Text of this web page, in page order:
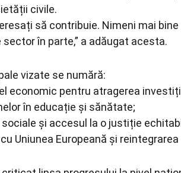
civile.
să contribuie. Nimeni mai
în parte,” a adăugat acesta.
vizate se numără:
economic pentru atragerea
în educație și sănătate;
și accesul la o justiție
Uniunea Europeană și reintegrarea